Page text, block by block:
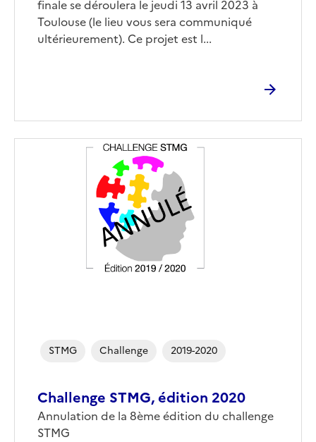
finale se déroulera le jeudi 13 avril 2023 à
Toulouse (le lieu vous sera communiqué
ultérieurement). Ce projet est l...
Challenge STMG, édition 2020
Annulation de la 8ème édition du challenge
STMG
STMG Challenge 2019-2020